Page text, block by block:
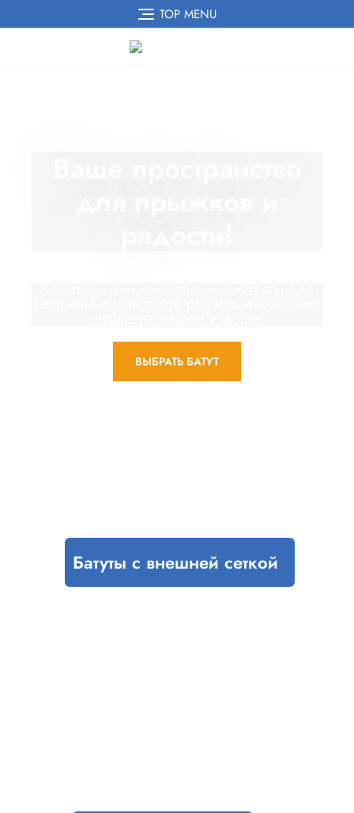
TOP MENU
ВЫБРАТЬ БАТУТ
Батуты с внешней сеткой